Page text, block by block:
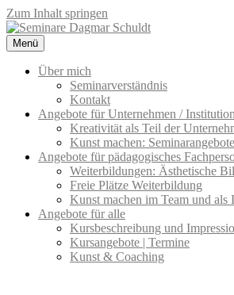
Zum Inhalt springen
Seminare Dagmar Schuldt
Seminarangebote für Unternehmen und
– Kreativität & Kommunikation
Menü
Über mich
Seminarverständnis
Kontakt
Angebote für Unternehmen /
Kreativität als Teil der
Kunst machen: Seminarangebote
Angebote für pädagogisches
Weiterbildungen: Ästhetische
Freie Plätze Weiterbildung
Kunst machen im Team und als
Angebote für alle
Kursbeschreibung und
Kursangebote | Termine
Kunst & Coaching